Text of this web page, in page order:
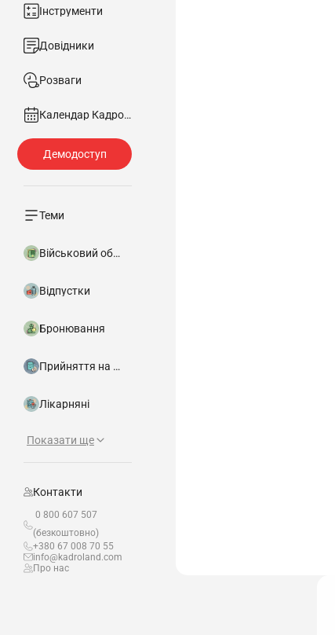
Інструменти
Довідники
Розваги
Календар Кадровика
Теми
Військовий облік
Відпустки
Бронювання
Прийняття на роботу
Лікарняні
Показати ще
Контакти
0 800 607 507
(безкоштовно)
+380 67 008 70 55
info@kadroland.com
Про нас